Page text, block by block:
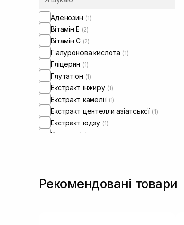
Аденозин (1)
Вітамін Е (2)
Вітамін C (2)
Гіалуронова кислота (1)
Гліцерин (1)
Глутатіон (1)
Екстракт інжиру (1)
Екстракт камелії (1)
Екстракт центелли азіатської (1)
Екстракт юдзу (1)
Колаген (2)
Олія мигдалю (1)
Рекомендовані товари